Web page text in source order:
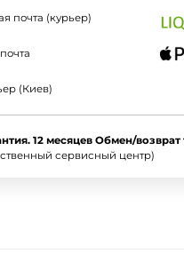
почта (курьер)
(Киев)
12 месяцев Обмен/возврат
сервисный центр)